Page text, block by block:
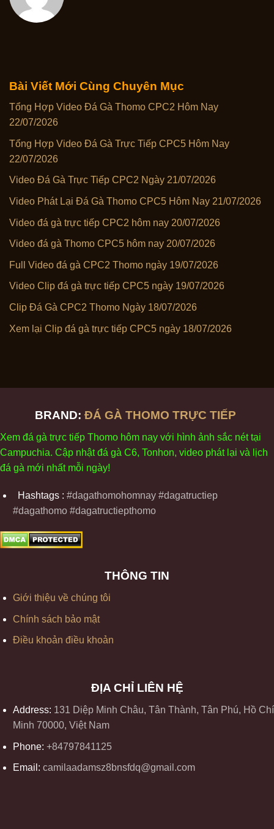
Bài Viết Mới Cùng Chuyên Mục
Tổng Hợp Video Đá Gà Thomo CPC2 Hôm Nay
22/07/2026
Tổng Hợp Video Đá Gà Trực Tiếp CPC5 Hôm Nay
22/07/2026
Video Đá Gà Trực Tiếp CPC2 Ngày 21/07/2026
Video Phát Lại Đá Gà Thomo CPC5 Hôm Nay 21/07/2026
Video đá gà trực tiếp CPC2 hôm nay 20/07/2026
Video đá gà Thomo CPC5 hôm nay 20/07/2026
Full Video đá gà CPC2 Thomo ngày 19/07/2026
Video Clip đá gà trực tiếp CPC5 ngày 19/07/2026
Clip Đá Gà CPC2 Thomo Ngày 18/07/2026
Xem lại Clip đá gà trực tiếp CPC5 ngày 18/07/2026
BRAND: ĐÁ GÀ THOMO TRỰC TIẾP
Xem đá gà trực tiếp Thomo hôm nay với hình ảnh sắc néttại
Campuchia. Cập nhậtđá gà C6, Tonhon, video phátl ại và ịch
đá gà mới nhất mỗi ngày!
Hashtags : #dagathomohomnay #dagatructiep
#dagathomo #dagatructiepthomo
THÔNG TIN
Giới thiệu về chúng tôi
Chính sách bảo mật
Điều khoản điều khoản
ĐỊA CHỈ LIÊN HỆ
Address: 131 Diệp Minh Châu, Tân Thành, Tân Phú, Hồ Chí
Minh 70000, Việt Nam
Phone: +84797841125
Email: camilaadamsz8bnsfdq@gmail.com